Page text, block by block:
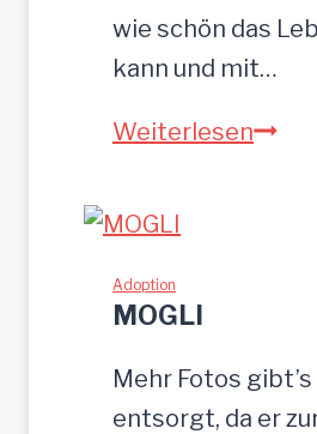
wie schön das
kann und mit…
WeiterlesenZEUS
Adoption
MOGLI
Mehr Fotos
entsorgt, da er